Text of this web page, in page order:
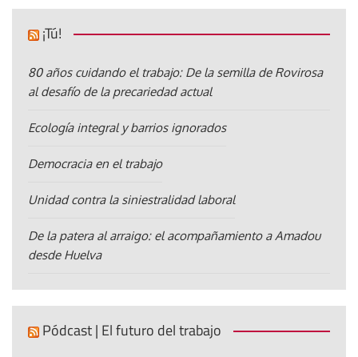
¡Tú!
80 años cuidando el trabajo: De la semilla de Rovirosa
al desafío de la precariedad actual
Ecología integral y barrios ignorados
Democracia en el trabajo
Unidad contra la siniestralidad laboral
De la patera al arraigo: el acompañamiento a Amadou
desde Huelva
Pódcast | El futuro del trabajo